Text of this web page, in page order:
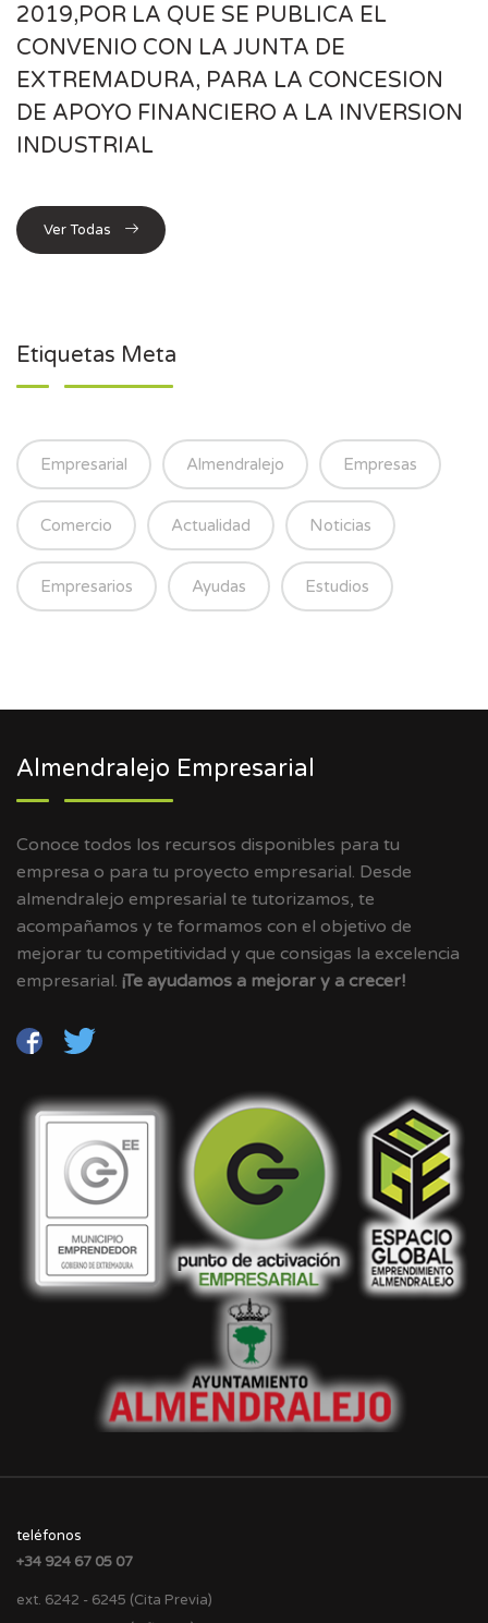
2019,POR LA QUE SE PUBLICA EL
CONVENIO CON LA JUNTA DE
EXTREMADURA, PARA LA CONCESION
DE APOYO FINANCIERO A LA INVERSION
INDUSTRIAL
Ver Todas
Etiquetas Meta
Empresarial Almendralejo Empresas
Comercio Actualidad Noticias
Empresarios Ayudas Estudios
Almendralejo Empresarial
Conoce todos los recursos disponibles para tu
empresa o para tu proyecto empresarial. Desde
almendralejo empresarial te tutorizamos, te
acompañamos y te formamos con el objetivo de
mejorar tu competitividad y que consigas la excelencia
empresarial. ¡Te ayudamos a mejorar y a crecer!
teléfonos
+34 924 67 05 07
ext. 6242 - 6245 (Cita Previa)